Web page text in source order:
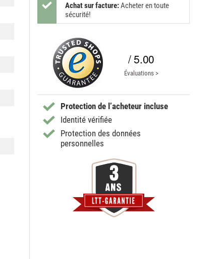
Achat sur facture:Acheter en toute
sécurité!
/ 5.00
Évaluations >
Protection de l’acheteur incluse
Identité vérifiée
Protection des données
personnelles